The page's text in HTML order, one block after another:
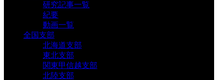
研究記事一覧
紀要
動画一覧
全国支部
北海道支部
東北支部
関東甲信越支部
北陸支部